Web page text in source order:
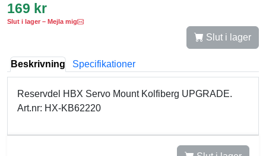
169 kr
Slut i lager – Mejla mig
Slut i lager
Beskrivning Specifikationer
Reservdel HBX Servo Mount Kolfiberg UPGRADE.
Art.nr: HX-KB62220